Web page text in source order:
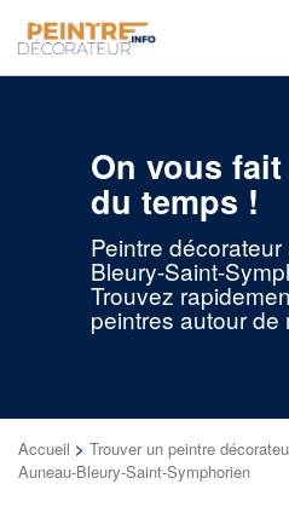
On vous
du temps !
Peintre
Bleury-Saint-
Trouvez
peintres autour de
Accueil > Trouver un peintre
Auneau-Bleury-Saint-Symphorien